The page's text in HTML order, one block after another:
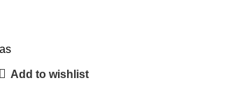
Add to wishlist